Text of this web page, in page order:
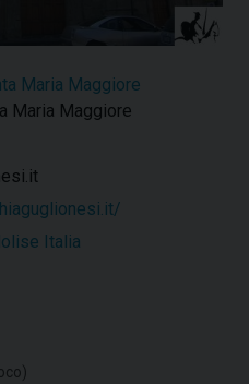
Maria Maggiore
Maria Maggiore
Italia